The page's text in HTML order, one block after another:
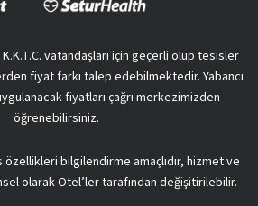
vatandaşları için geçerli olup tesisler
fiyat farkı talep edebilmektedir. Yabancı
fiyatları çağrı merkezimizden
öğrenebilirsiniz.
bilgilendirme amaçlıdır, hizmet ve
olarak Otel’ler tarafından değişitirilebilir.